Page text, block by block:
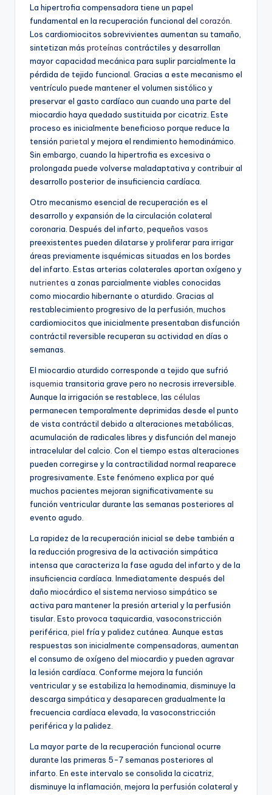
La hipertrofia compensadora tiene un papel
fundamental en la recuperación funcional del corazón
Los cardiomiocitos sobrevivientes aumentan su tamaño,
sintetizan más proteínas contráctiles y desarrollan
mayor capacidad mecánica para suplir parcialmente la
pérdida de tejido funcional. Gracias a este mecanismo el
ventrículo puede mantener el volumen sistólico y
preservar el gasto cardíaco aun cuando una parte del
miocardio haya quedado sustituida por cicatriz. Este
proceso es inicialmente beneficioso porque reduce la
tensión parietal y mejora el rendimiento hemodinámico.
Sin embargo, cuando la hipertrofia es excesiva o
prolongada puede volverse maladaptativa y contribuir al
desarrollo posterior de insuficiencia cardíaca.
Otro mecanismo esencial de recuperación es el
desarrollo y expansión de la circulación colateral
coronaria. Después del infarto, pequeños vasos
preexistentes pueden dilatarse y proliferar para irrigar
áreas previamente isquémicas situadas en los bordes
del infarto. Estas arterias colaterales aportan oxígeno y
nutrientes a zonas parcialmente viables conocidas
como miocardio hibernante o aturdido. Gracias al
restablecimiento progresivo de la perfusión, muchos
cardiomiocitos que inicialmente presentaban disfunción
contráctil reversible recuperan su actividad en días o
semanas.
El miocardio aturdido corresponde a tejido que sufrió
isquemia transitoria grave pero no necrosis irreversible.
Aunque la irrigación se restablece, las células
permanecen temporalmente deprimidas desde el punto
de vista contráctil debido a alteraciones metabólicas,
acumulación de radicales libres y disfunción del manejo
intracelular del calcio. Con el tiempo estas alteraciones
pueden corregirse y la contractilidad normal reaparece
progresivamente. Este fenómeno explica por qué
muchos pacientes mejoran significativamente su
función ventricular durante las semanas posteriores al
evento agudo.
La rapidez de la recuperación inicial se debe también a
la reducción progresiva de la activación simpática
intensa que caracteriza la fase aguda del infarto y de la
insuficiencia cardíaca. Inmediatamente después del
daño miocárdico el sistema nervioso simpático se
activa para mantener la presión arterial y la perfusión
tisular. Esto provoca taquicardia, vasoconstricción
periférica, piel fría y palidez cutánea. Aunque estas
respuestas son inicialmente compensadoras, aumentan
el consumo de oxígeno del miocardio y pueden agravar
la lesión cardíaca. Conforme mejora la función
ventricular y se estabiliza la hemodinamia, disminuye la
descarga simpática y desaparecen gradualmente la
frecuencia cardíaca elevada, la vasoconstricción
periférica y la palidez.
La mayor parte de la recuperación funcional ocurre
durante las primeras 5-7 semanas posteriores al
infarto. En este intervalo se consolida la cicatriz,
disminuye la inflamación, mejora la perfusión colateral y